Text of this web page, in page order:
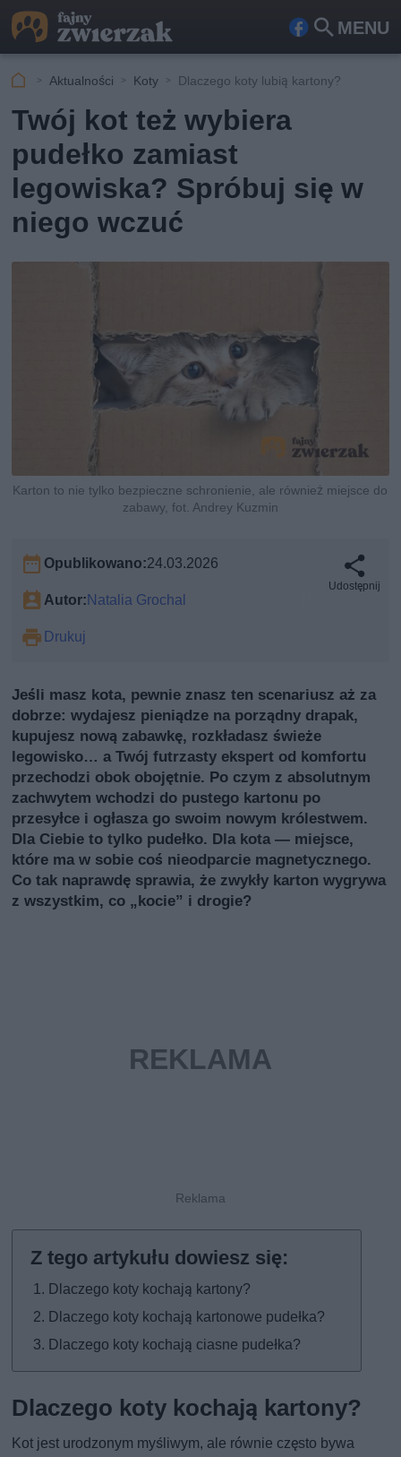
MENU
Fa
ook
Szu
Aktualności Koty Dlaczego koty lubią kartony?
Twój kot też wybiera
pudełko zamiast
legowiska? Spróbuj się w
niego wczuć
Karton to nie tylko bezpieczne schronienie, ale również miejsce do
zabawy, fot. Andrey Kuzmin
Opublikowano:24.03.2026
Autor:Natalia Grochal
Drukuj
Udostępnij
Jeśli masz kota, pewnie znasz ten scenariusz aż za
dobrze: wydajesz pieniądze na porządny drapak,
kupujesz nową zabawkę, rozkładasz świeże
legowisko… a Twój futrzasty ekspert od komfortu
przechodzi obok obojętnie. Po czym z absolutnym
zachwytem wchodzi do pustego kartonu po
przesyłce i ogłasza go swoim nowym królestwem.
Dla Ciebie to tylko pudełko. Dla kota — miejsce,
które ma w sobie coś nieodparcie magnetycznego.
Co tak naprawdę sprawia, że zwykły karton wygrywa
z wszystkim, co „kocie” i drogie?
Dlaczego koty kochają kartony?
Dlaczego koty kochają kartonowe pudełka?
Dlaczego koty kochają ciasne pudełka?
Dlaczego koty kochają kartony?
Kot jest urodzonym myśliwym, ale równie często bywa